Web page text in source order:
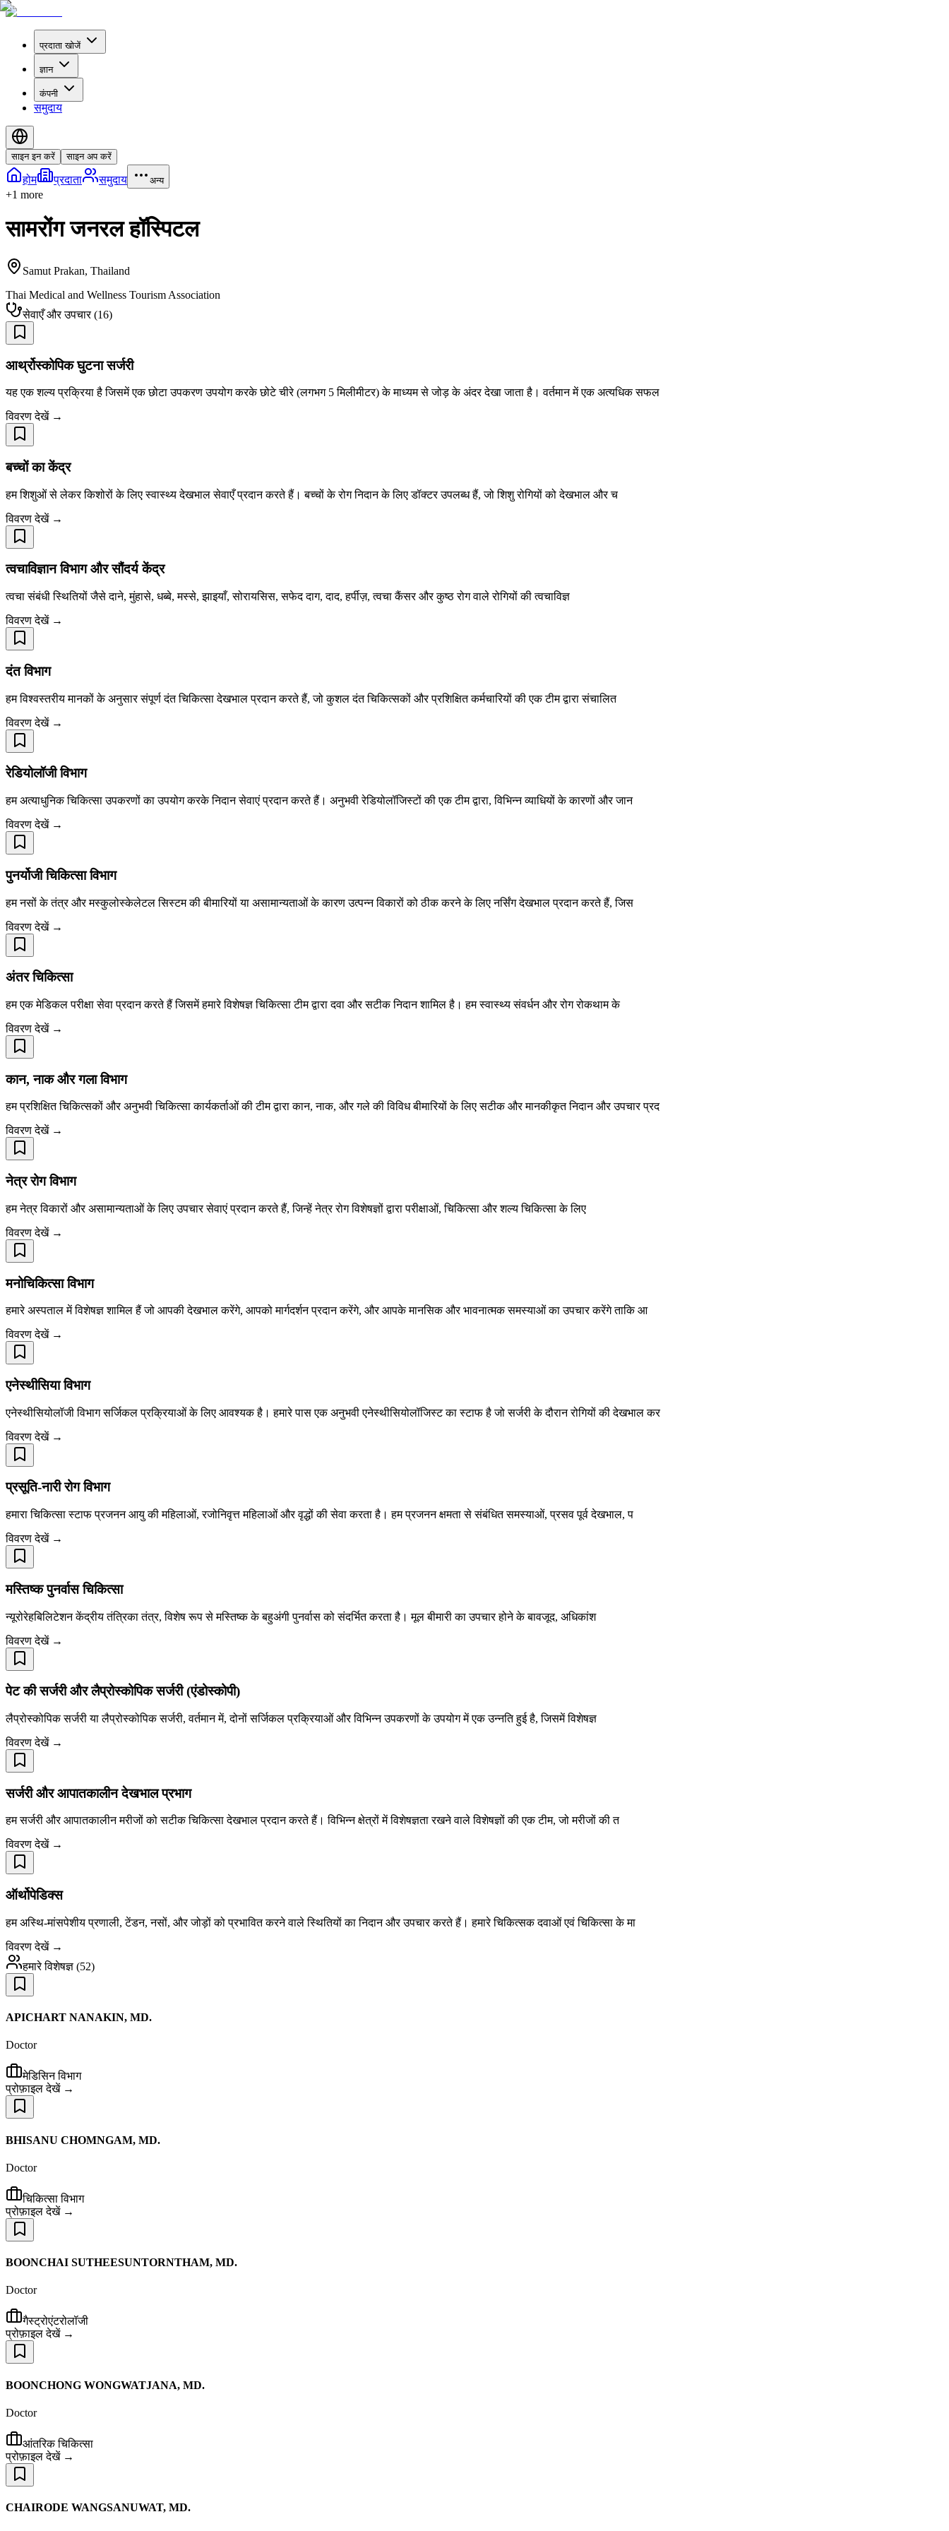
प्रदाता खोजें
ज्ञान
कंपनी
समुदाय
साइन इन करें साइन अप करें
होम प्रदाता समुदाय अन्य
+1 more
सामरोंग जनरल हॉस्पिटल
Samut Prakan, Thailand
Thai Medical and Wellness Tourism Association
सेवाएँ और उपचार(16)
आर्थ्रोस्कोपिक घुटना सर्जरी
यह एक शल्य प्रक्रिया है जिसमें एक छोटा उपकरण उपयोग करके छोटे चीरे (लगभग 5 मिलीमीटर) के माध्यम से जोड़ के अंदर देखा जाता है। वर्तमान में एक अत्यधिक सफल
विवरण देखें →
बच्चों का केंद्र
हम शिशुओं से लेकर किशोरों के लिए स्वास्थ्य देखभाल सेवाएँ प्रदान करते हैं। बच्चों के रोग निदान के लिए डॉक्टर उपलब्ध हैं, जो शिशु रोगियों को देखभाल और च
विवरण देखें →
त्वचाविज्ञान विभाग और सौंदर्य केंद्र
त्वचा संबंधी स्थितियों जैसे दाने, मुंहासे, धब्बे, मस्से, झाइयाँ, सोरायसिस, सफेद दाग, दाद, हर्पीज़, त्वचा कैंसर और कुष्ठ रोग वाले रोगियों की त्वचाविज्ञ
विवरण देखें →
दंत विभाग
हम विश्वस्तरीय मानकों के अनुसार संपूर्ण दंत चिकित्सा देखभाल प्रदान करते हैं, जो कुशल दंत चिकित्सकों और प्रशिक्षित कर्मचारियों की एक टीम द्वारा संचालित
विवरण देखें →
रेडियोलॉजी विभाग
हम अत्याधुनिक चिकित्सा उपकरणों का उपयोग करके निदान सेवाएं प्रदान करते हैं। अनुभवी रेडियोलॉजिस्टों की एक टीम द्वारा, विभिन्न व्याधियों के कारणों और जान
विवरण देखें →
पुनर्योजी चिकित्सा विभाग
हम नसों के तंत्र और मस्कुलोस्केलेटल सिस्टम की बीमारियों या असामान्यताओं के कारण उत्पन्न विकारों को ठीक करने के लिए नर्सिंग देखभाल प्रदान करते हैं, जिस
विवरण देखें →
अंतर चिकित्सा
हम एक मेडिकल परीक्षा सेवा प्रदान करते हैं जिसमें हमारे विशेषज्ञ चिकित्सा टीम द्वारा दवा और सटीक निदान शामिल है। हम स्वास्थ्य संवर्धन और रोग रोकथाम के
विवरण देखें →
कान, नाक और गला विभाग
हम प्रशिक्षित चिकित्सकों और अनुभवी चिकित्सा कार्यकर्ताओं की टीम द्वारा कान, नाक, और गले की विविध बीमारियों के लिए सटीक और मानकीकृत निदान और उपचार प्रद
विवरण देखें →
नेत्र रोग विभाग
हम नेत्र विकारों और असामान्यताओं के लिए उपचार सेवाएं प्रदान करते हैं, जिन्हें नेत्र रोग विशेषज्ञों द्वारा परीक्षाओं, चिकित्सा और शल्य चिकित्सा के लिए
विवरण देखें →
मनोचिकित्सा विभाग
हमारे अस्पताल में विशेषज्ञ शामिल हैं जो आपकी देखभाल करेंगे, आपको मार्गदर्शन प्रदान करेंगे, और आपके मानसिक और भावनात्मक समस्याओं का उपचार करेंगे ताकि आ
विवरण देखें →
एनेस्थीसिया विभाग
एनेस्थीसियोलॉजी विभाग सर्जिकल प्रक्रियाओं के लिए आवश्यक है। हमारे पास एक अनुभवी एनेस्थीसियोलॉजिस्ट का स्टाफ है जो सर्जरी के दौरान रोगियों की देखभाल कर
विवरण देखें →
प्रसूति-नारी रोग विभाग
हमारा चिकित्सा स्टाफ प्रजनन आयु की महिलाओं, रजोनिवृत्त महिलाओं और वृद्धों की सेवा करता है। हम प्रजनन क्षमता से संबंधित समस्याओं, प्रसव पूर्व देखभाल, प
विवरण देखें →
मस्तिष्क पुनर्वास चिकित्सा
न्यूरोरेहबिलिटेशन केंद्रीय तंत्रिका तंत्र, विशेष रूप से मस्तिष्क के बहुअंगी पुनर्वास को संदर्भित करता है। मूल बीमारी का उपचार होने के बावजूद, अधिकांश
विवरण देखें →
पेट की सर्जरी और लैप्रोस्कोपिक सर्जरी (एंडोस्कोपी)
लैप्रोस्कोपिक सर्जरी या लैप्रोस्कोपिक सर्जरी, वर्तमान में, दोनों सर्जिकल प्रक्रियाओं और विभिन्न उपकरणों के उपयोग में एक उन्नति हुई है, जिसमें विशेषज्ञ
विवरण देखें →
सर्जरी और आपातकालीन देखभाल प्रभाग
हम सर्जरी और आपातकालीन मरीजों को सटीक चिकित्सा देखभाल प्रदान करते हैं। विभिन्न क्षेत्रों में विशेषज्ञता रखने वाले विशेषज्ञों की एक टीम, जो मरीजों की त
विवरण देखें →
ऑर्थोपेडिक्स
हम अस्थि-मांसपेशीय प्रणाली, टेंडन, नसों, और जोड़ों को प्रभावित करने वाले स्थितियों का निदान और उपचार करते हैं। हमारे चिकित्सक दवाओं एवं चिकित्सा के मा
विवरण देखें →
हमारे विशेषज्ञ (52)
APICHART NANAKIN, MD.
Doctor
मेडिसिन विभाग
प्रोफ़ाइल देखें →
BHISANU CHOMNGAM, MD.
Doctor
चिकित्सा विभाग
प्रोफ़ाइल देखें →
BOONCHAI SUTHEESUNTORNTHAM, MD.
Doctor
गैस्ट्रोएंटरोलॉजी
प्रोफ़ाइल देखें →
BOONCHONG WONGWATJANA, MD.
Doctor
आंतरिक चिकित्सा
प्रोफ़ाइल देखें →
CHAIRODE WANGSANUWAT, MD.